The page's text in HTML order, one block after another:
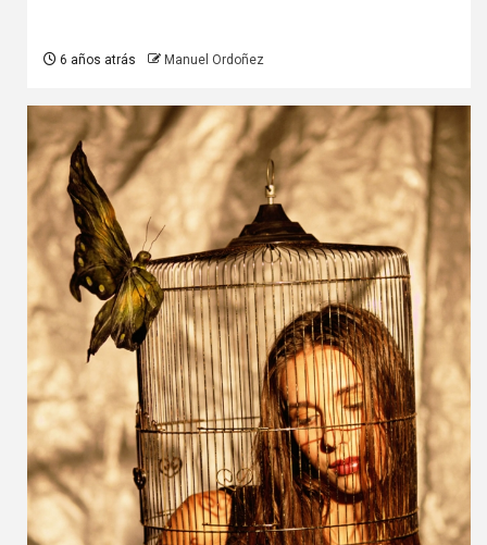
6 años atrás Manuel Ordoñez